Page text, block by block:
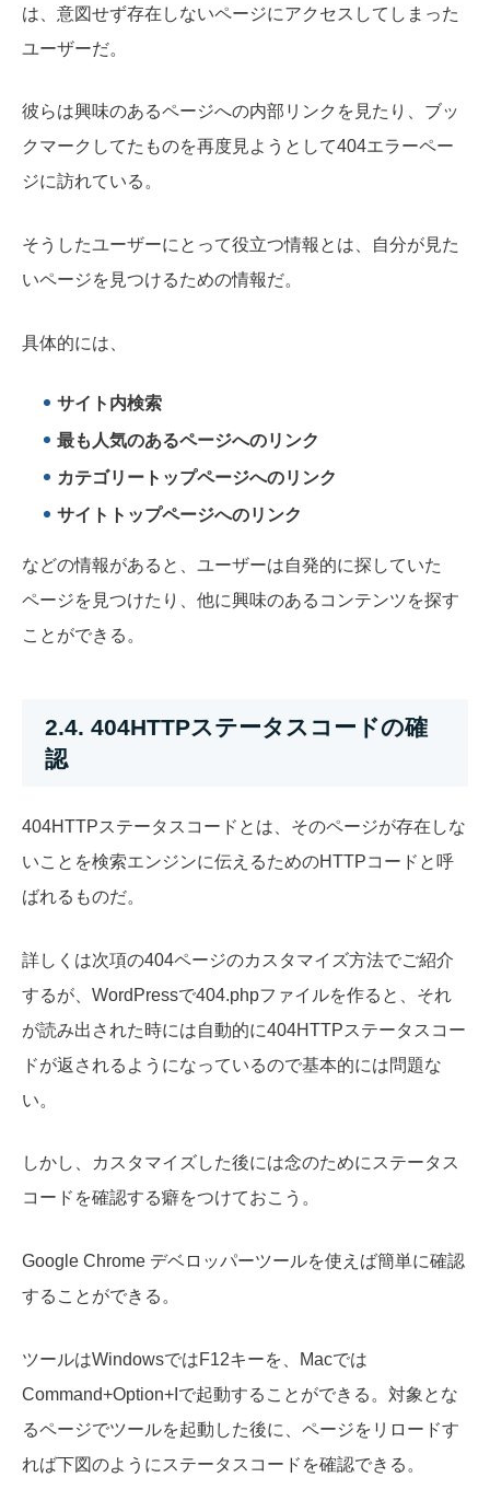
は、意図せず存在しないページにアクセスしてしまった
ユーザーだ。
彼らは興味のあるページへの内部リンクを見たり、ブッ
クマークしてたものを再度見ようとして404エラーペー
ジに訪れている。
そうしたユーザーにとって役立つ情報とは、自分が見た
いページを見つけるための情報だ。
具体的には、
サイト内検索
最も人気のあるページへのリンク
カテゴリートップページへのリンク
サイトトップページへのリンク
などの情報があると、ユーザーは自発的に探していた
ページを見つけたり、他に興味のあるコンテンツを探す
ことができる。
2.4. 404HTTPステータスコードの確
認
404HTTPステータスコードとは、そのページが存在しな
いことを検索エンジンに伝えるためのHTTPコードと呼
ばれるものだ。
詳しくは次項の404ページのカスタマイズ方法でご紹介
するが、WordPressで404.phpファイルを作ると、それ
が読み出された時には自動的に404HTTPステータスコー
ドが返されるようになっているので基本的には問題な
い。
しかし、カスタマイズした後には念のためにステータス
コードを確認する癖をつけておこう。
Google Chrome デベロッパーツールを使えば簡単に確認
することができる。
ツールはWindowsではF12キーを、Macでは
Command+Option+Iで起動することができる。対象とな
るページでツールを起動した後に、ページをリロードす
れば下図のようにステータスコードを確認できる。